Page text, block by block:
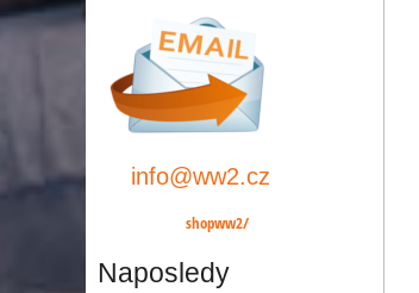
info@ww2.cz
shopww2/
Naposledy